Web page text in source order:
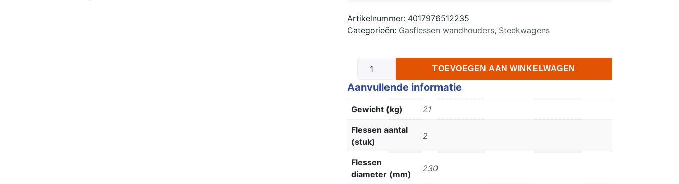
Artikelnummer: 4017976512235
Categorieën: Gasflessen wandhouders, Steekwagens
TOEVOEGEN AAN WINKELWAGEN
Aanvullende informatie
Gewicht (kg) 21
Flessen aantal
(stuk)
2
Flessen
diameter (mm)
230